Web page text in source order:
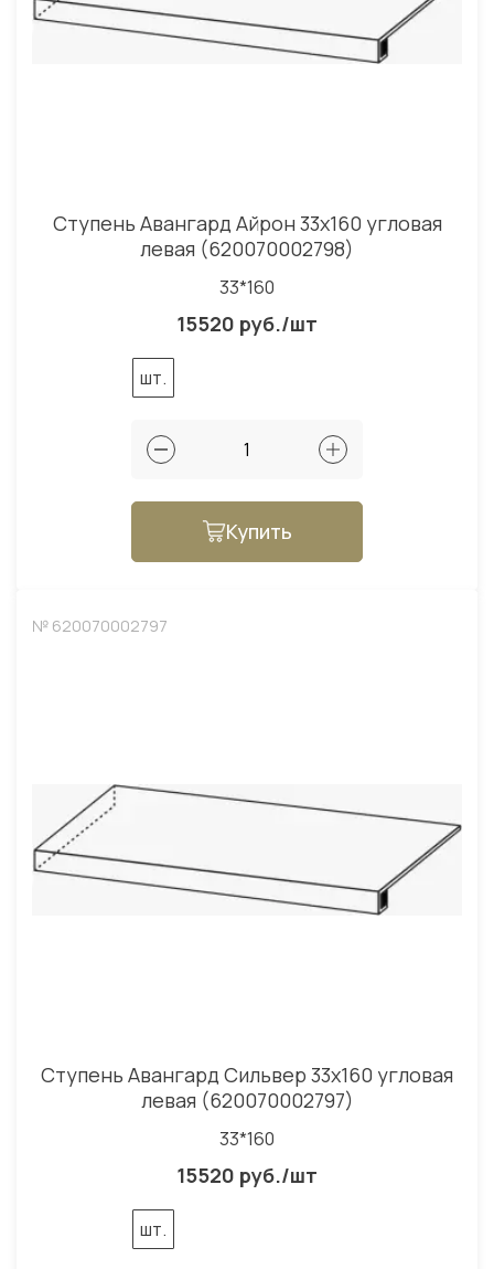
Ступень Авангард Айрон 33x160 угловая
левая (620070002798)
33*160
15520 руб./шт
шт.
Купить
№ 620070002797
Ступень Авангард Сильвер 33x160 угловая
левая (620070002797)
33*160
15520 руб./шт
шт.